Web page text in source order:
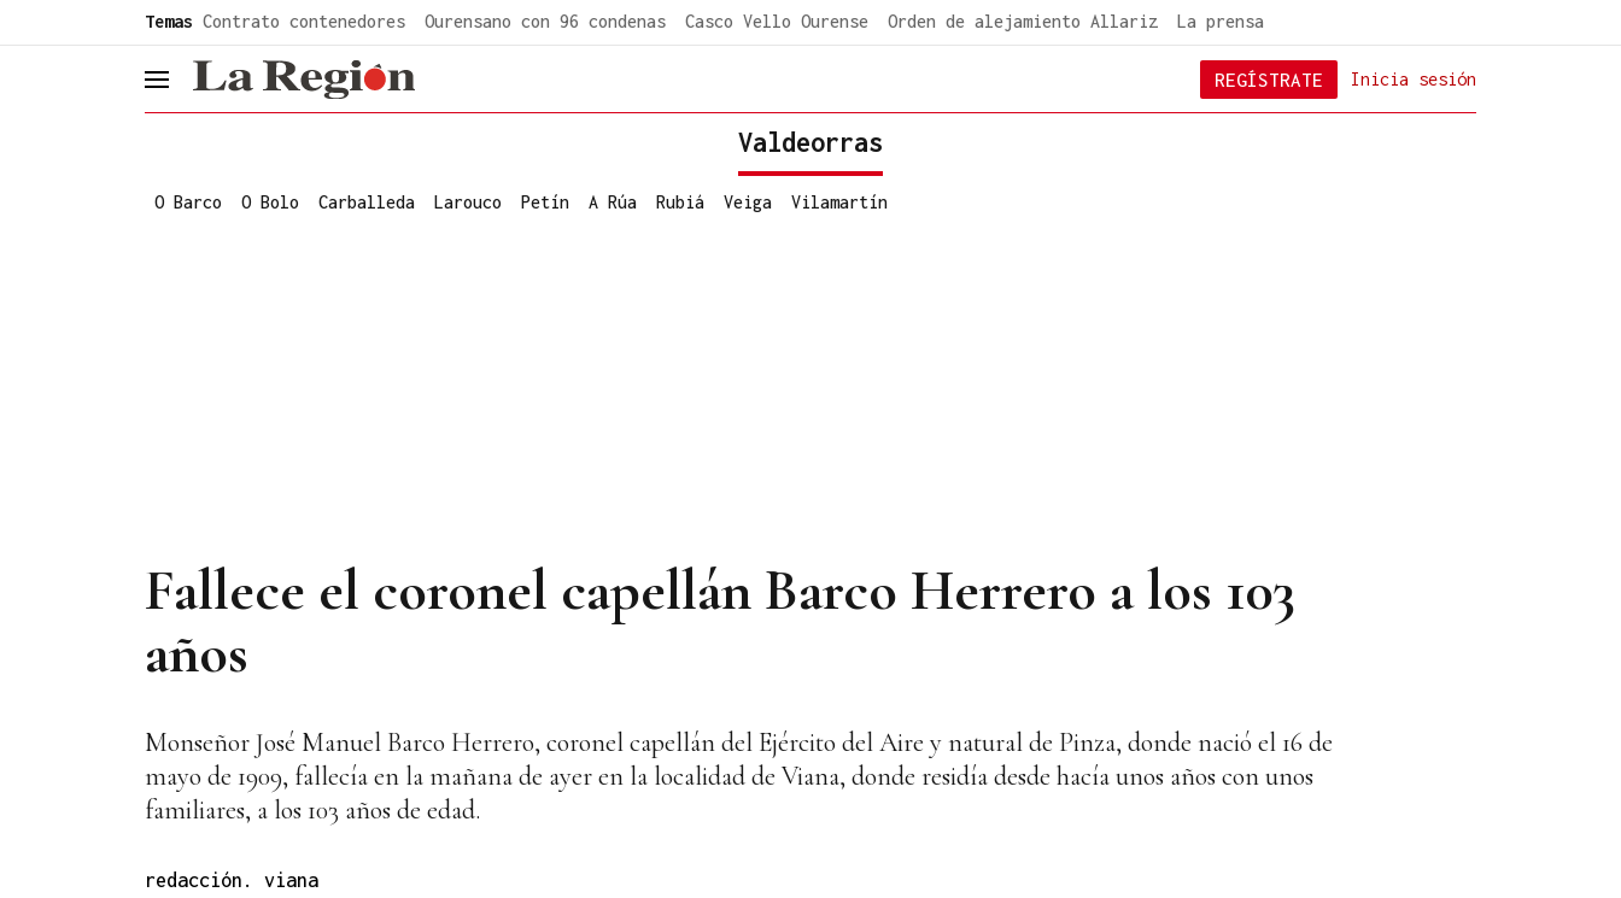
Temas Contrato contenedores Ourensano con 96 condenas Casco Vello Ourense Orden de alejamiento Allariz La prensa
header.menu.open Inicia sesión
REGÍSTRATE
Valdeorras
O Barco O Bolo Carballeda Larouco Petín A Rúa Rubiá Veiga Vilamartín
Fallece el coronel capellán Barco Herrero a los 103
años
Monseñor José Manuel Barco Herrero, coronel capellán del Ejército del Aire y natural de Pinza, donde nació el 16 de
mayo de 1909, fallecía en la mañana de ayer en la localidad de Viana, donde residía desde hacía unos años con unos
familiares, a los 103 años de edad.
redacción. viana